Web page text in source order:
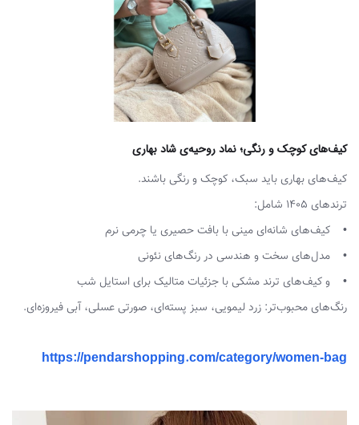
کیف‌های کوچک و رنگی؛ نماد روحیه‌ی شاد بهاری
کیف‌های بهاری باید سبک، کوچک و رنگی باشند.
ترندهای ۱۴۰۵ شامل:
• کیف‌های شانه‌ای مینی با بافت حصیری یا چرمی نرم
• مدل‌های سخت و هندسی در رنگ‌های نئونی
• و کیف‌های ترند مشکی با جزئیات متالیک برای استایل شب
رنگ‌های محبوب‌تر: زرد لیمویی، سبز پسته‌ای، صورتی عسلی، آبی فیروزه‌ای.
https://pendarshopping.com/category/women-bag